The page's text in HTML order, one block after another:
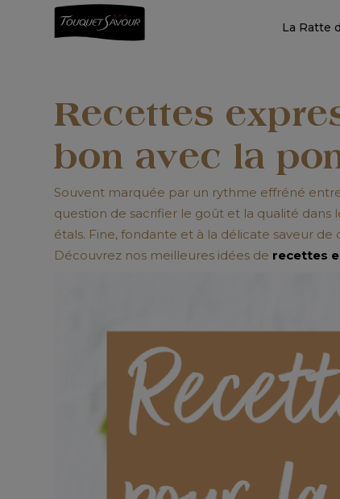
La Ratte
Recettes
bon avec la
Souvent marquée par un rythme effréné
question de sacrifier le goût et la qualité dans
étals. Fine, fondante et à la délicate saveur
Découvrez nos meilleures idées de recettes